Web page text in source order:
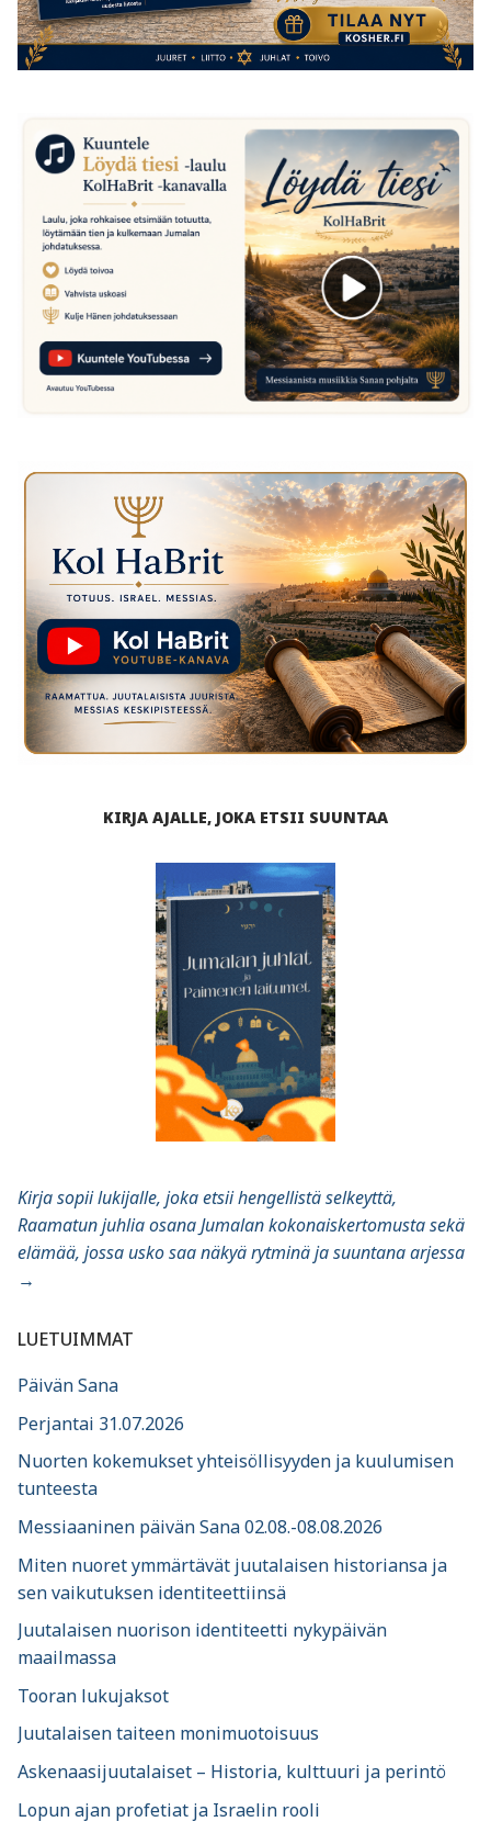
KIRJA AJALLE, JOKA ETSII SUUNTAA
Kirja sopii lukijalle, joka etsii hengellistä selkeyttä,
Raamatun juhlia osana Jumalan kokonaiskertomusta sekä
elämää, jossa usko saa näkyä rytminä ja suuntana arjessa
→
LUETUIMMAT
Päivän Sana
Perjantai 31.07.2026
Nuorten kokemukset yhteisöllisyyden ja kuulumisen
tunteesta
Messiaaninen päivän Sana 02.08.-08.08.2026
Miten nuoret ymmärtävät juutalaisen historiansa ja
sen vaikutuksen identiteettiinsä
Juutalaisen nuorison identiteetti nykypäivän
maailmassa
Tooran lukujaksot
Juutalaisen taiteen monimuotoisuus
Askenaasijuutalaiset – Historia, kulttuuri ja perintö
Lopun ajan profetiat ja Israelin rooli